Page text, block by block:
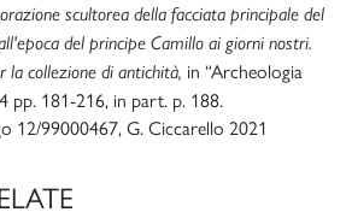
scultorea della facciata principale del
del principe Camillo ai giorni nostri.
la collezione di antichità, in “Archeologia
pp. 181-216, in part. p. 188.
12/99000467, G. Ciccarello 2021